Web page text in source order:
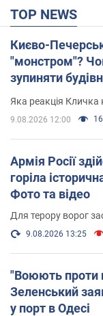
TOP NEWS
Києво-
"монстром"?
зупиняти
вірянина"
Яка реакція Кличка
9.08.2026 12:00
Армія Росії
горіла
Фото та відео
Для терору ворог
9.08.2026 13:25
"Воюють проти
Зеленський
у порт в Одесі